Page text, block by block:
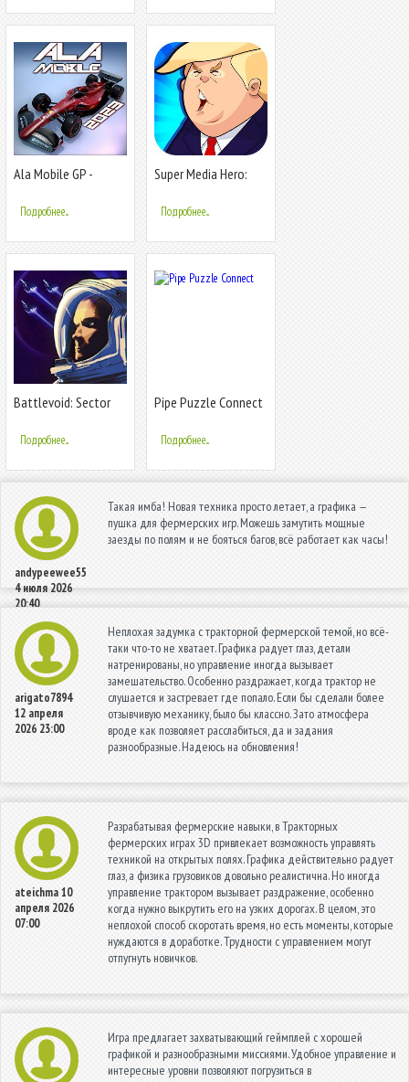
Ala Mobile GP -
Подробнее...
Super Media Hero:
Подробнее...
Battlevoid: Sector
Подробнее...
Pipe Puzzle Connect
Подробнее...
andypeewee55
4 июля 2026
20:40
Такая имба! Новая техника просто летает, а графика —
пушка для фермерских игр. Можешь замутить мощные
заезды по полям и не бояться багов, всё работает как часы!
arigato7894
12 апреля
2026 23:00
Неплохая задумка с тракторной фермерской темой, но всё-
таки что-то не хватает. Графика радует глаз, детали
натренированы, но управление иногда вызывает
замешательство. Особенно раздражает, когда трактор не
слушается и застревает где попало. Если бы сделали более
отзывчивую механику, было бы классно. Зато атмосфера
вроде как позволяет расслабиться, да и задания
разнообразные. Надеюсь на обновления!
ateichma10
апреля 2026
07:00
Разрабатывая фермерские навыки, в Тракторных
фермерских играх 3D привлекает возможность управлять
техникой на открытых полях. Графика действительно радует
глаз, а физика грузовиков довольно реалистична. Но иногда
управление трактором вызывает раздражение, особенно
когда нужно выкрутить его на узких дорогах. В целом, это
неплохой способ скоротать время, но есть моменты, которые
нуждаются в доработке. Трудности с управлением могут
отпугнуть новичков.
Игра предлагает захватывающий геймплей с хорошей
графикой и разнообразными миссиями. Удобное управление и
интересные уровни позволяют погрузиться в